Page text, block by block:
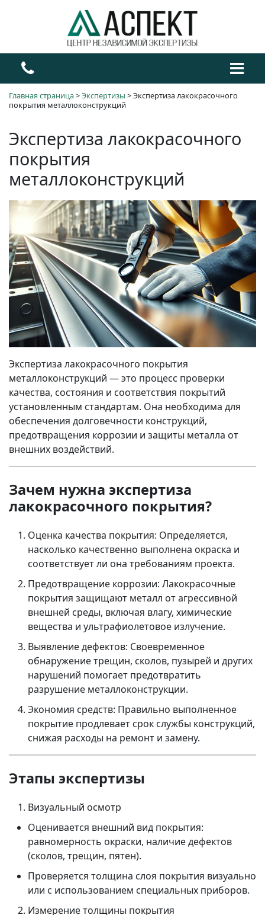
Главная страница>Экспертизы >Экспертиза лакокрасочного
покрытия металлоконструкций
Экспертиза лакокрасочного
покрытия
металлоконструкций
Экспертиза лакокрасочного покрытия
металлоконструкций — это процесс проверки
качества, состояния и соответствия покрытий
установленным стандартам. Она необходима для
обеспечения долговечности конструкций,
предотвращения коррозии и защиты металла от
внешних воздействий.
Зачем нужна экспертиза
лакокрасочного покрытия?
Оценка качества покрытия: Определяется,
насколько качественно выполнена окраска и
соответствует ли она требованиям проекта.
Предотвращение коррозии: Лакокрасочные
покрытия защищают металл от агрессивной
внешней среды, включая влагу, химические
вещества и ультрафиолетовое излучение.
Выявление дефектов: Своевременное
обнаружение трещин, сколов, пузырей и других
нарушений помогает предотвратить
разрушение металлоконструкции.
Экономия средств: Правильно выполненное
покрытие продлевает срок службы конструкций,
снижая расходы на ремонт и замену.
Этапы экспертизы
Визуальный осмотр
Оценивается внешний вид покрытия:
равномерность окраски, наличие дефектов
(сколов, трещин, пятен).
Проверяется толщина слоя покрытия визуально
или с использованием специальных приборов.
Измерение толщины покрытия